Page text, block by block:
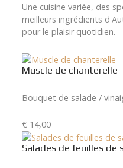
Une cuisine variée, des
meilleurs ingrédients
pour le plaisir quotidien.
Muscle de chanterelle
Bouquet de salade /
€ 14,00
Salades de feuilles de